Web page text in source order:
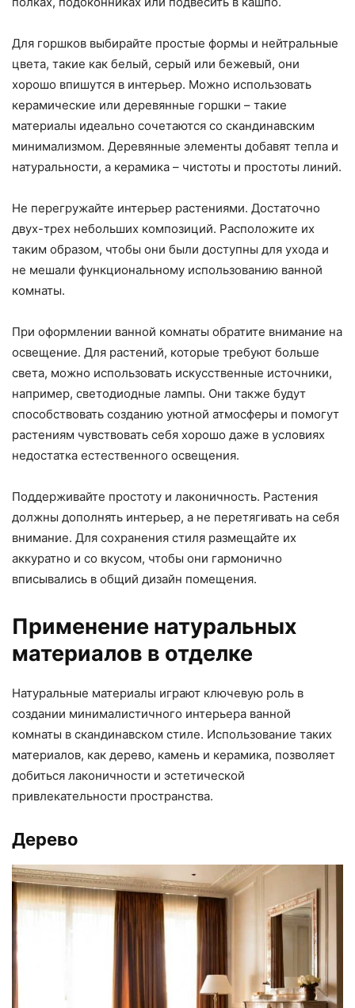
Для горшков выбирайте простые формы и нейтральные
цвета, такие как белый, серый или бежевый, они
хорошо впишутся в интерьер. Можно использовать
керамические или деревянные горшки – такие
материалы идеально сочетаются со скандинавским
минимализмом. Деревянные элементы добавят тепла и
натуральности, а керамика – чистоты и простоты линий.
Не перегружайте интерьер растениями. Достаточно
двух-трех небольших композиций. Расположите их
таким образом, чтобы они были доступны для ухода и
не мешали функциональному использованию ванной
комнаты.
При оформлении ванной комнаты обратите внимание на
освещение. Для растений, которые требуют больше
света, можно использовать искусственные источники,
например, светодиодные лампы. Они также будут
способствовать созданию уютной атмосферы и помогут
растениям чувствовать себя хорошо даже в условиях
недостатка естественного освещения.
Поддерживайте простоту и лаконичность. Растения
должны дополнять интерьер, а не перетягивать на себя
внимание. Для сохранения стиля размещайте их
аккуратно и со вкусом, чтобы они гармонично
вписывались в общий дизайн помещения.
Применение натуральных
материалов в отделке
Натуральные материалы играют ключевую роль в
создании минималистичного интерьера ванной
комнаты в скандинавском стиле. Использование таких
материалов, как дерево, камень и керамика, позволяет
добиться лаконичности и эстетической
привлекательности пространства.
Дерево